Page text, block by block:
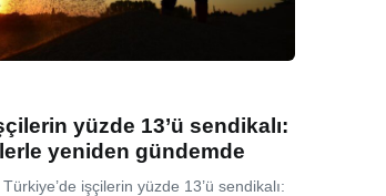
yüzde 13’ü sendikalı:
yeniden gündemde
işçilerin yüzde 13’ü sendikalı: